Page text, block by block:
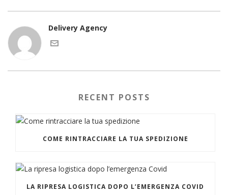
Delivery Agency
RECENT POSTS
COME RINTRACCIARE LA TUA SPEDIZIONE
LA RIPRESA LOGISTICA DOPO L’EMERGENZA COVID